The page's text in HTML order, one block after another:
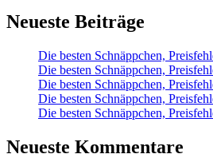
Neueste Beiträge
Die besten Schnäppchen,
Die besten Schnäppchen,
Die besten Schnäppchen,
Die besten Schnäppchen,
Die besten Schnäppchen,
Neueste Kommentare